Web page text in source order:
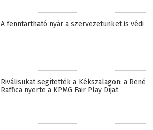
A fenntartható nyár a szervezetünket is védi
Riválisukat segítették a Kékszalagon: a René
Raffica nyerte a KPMG Fair Play Díjat